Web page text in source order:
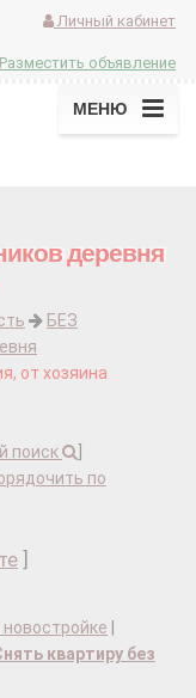
Личный кабинет
Разместить объявление
МЕНЮ
деревня
БЕЗ
от хозяина
поиск
по
новостройке
квартиру без